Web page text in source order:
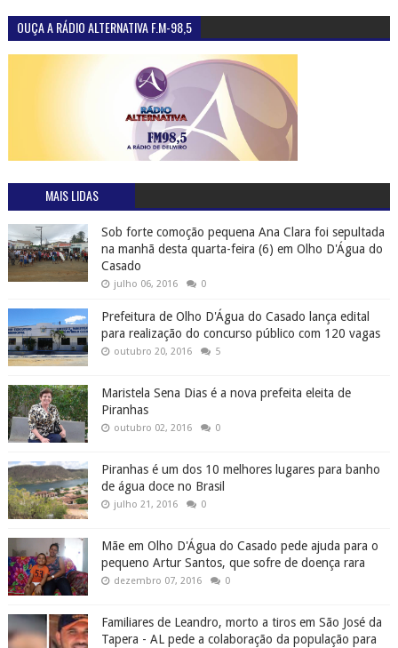
OUÇA A RÁDIO ALTERNATIVA F.M-98,5
MAIS LIDAS
Sob forte comoção pequena Ana Clara foi sepultada
na manhã desta quarta-feira (6) em Olho D'Água do
Casado
julho 06, 2016 0
Prefeitura de Olho D'Água do Casado lança edital
para realização do concurso público com 120 vagas
outubro 20, 2016 5
Maristela Sena Dias é a nova prefeita eleita de
Piranhas
outubro 02, 2016 0
Piranhas é um dos 10 melhores lugares para banho
de água doce no Brasil
julho 21, 2016 0
Mãe em Olho D'Água do Casado pede ajuda para o
pequeno Artur Santos, que sofre de doença rara
dezembro 07, 2016 0
Familiares de Leandro, morto a tiros em São José da
Tapera - AL pede a colaboração da população para